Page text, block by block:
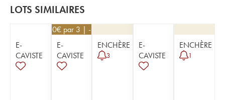
LOTS SIMILAIRES
E-
CAVISTE
67,50€ par 3 | -10%
E-
CAVISTE
ENCHÈRE
3
E-
CAVISTE
ENCHÈRE
1